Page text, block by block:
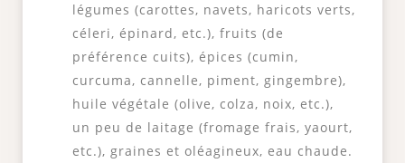
légumes (carottes, navets, haricots verts,
céleri, épinard, etc.), fruits (de
préférence cuits), épices (cumin,
curcuma, cannelle, piment, gingembre),
huile végétale (olive, colza, noix, etc.),
un peu de laitage (fromage frais, yaourt,
etc.), graines et oléagineux, eau chaude.